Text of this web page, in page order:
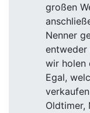
großen
Nenner
entweder
wir holen
Egal,
Oldtimer,